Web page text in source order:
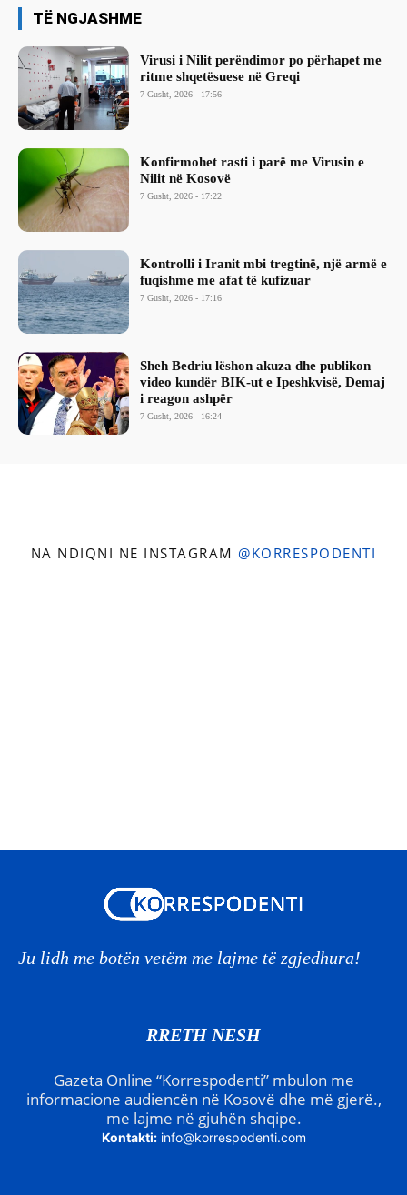
TË NGJASHME
Virusi i Nilit perëndimor po përhapet me
ritme shqetësuese në Greqi
7 Gusht, 2026 - 17:56
Konfirmohet rasti i parë me Virusin e
Nilit në Kosovë
7 Gusht, 2026 - 17:22
Kontrolli i Iranit mbi tregtinë, një armë e
fuqishme me afat të kufizuar
7 Gusht, 2026 - 17:16
Sheh Bedriu lëshon akuza dhe publikon
video kundër BIK-ut e Ipeshkvisë, Demaj
i reagon ashpër
7 Gusht, 2026 - 16:24
NA NDIQNI NË INSTAGRAM @KORRESPODENTI
Ju lidh me botën vetëm me lajme të zgjedhura!
RRETH NESH
Gazeta Online “Korrespodenti” mbulon me
informacione audiencën në Kosovë dhe më gjerë.,
me lajme në gjuhën shqipe.
Kontakti: info@korrespodenti.com